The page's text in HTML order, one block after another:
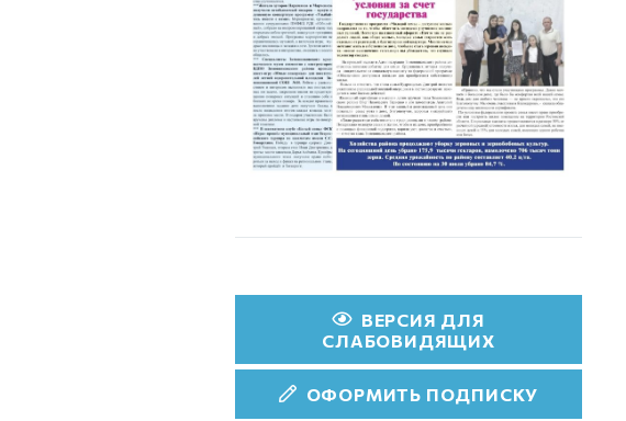
ВЕРСИЯ ДЛЯ
СЛАБОВИДЯЩИХ
ОФОРМИТЬ ПОДПИСКУ